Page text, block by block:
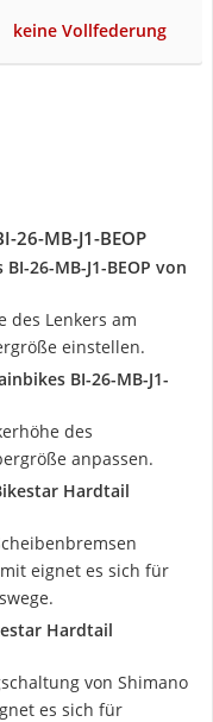
keine Vollfederung
MB-J1-BEOP
26-MB-J1-BEOP von
des Lenkers am
einstellen.
BI-26-MB-J1-
des
anpassen.
Hardtail
eignet es sich für
Hardtail
von Shimano
es sich für